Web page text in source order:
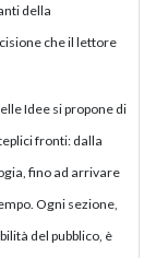
della
che il lettore
Idee si propone di
fronti: dalla
fino ad arrivare
Ogni sezione,
del pubblico, è